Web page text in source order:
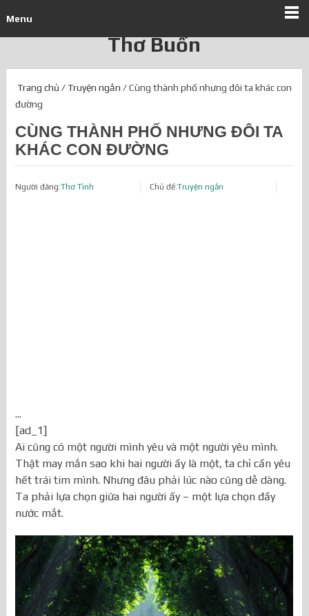
Menu
Thơ Buồn
Trang chủ /Truyện ngắn / Cùng thành phố nhưng đôi ta khác con
đường
CÙNG THÀNH PHỐ NHƯNG ĐÔI TA
KHÁC CON ĐƯỜNG
Người đăng:Thơ Tình Chủ đề:Truyện ngắn
...
[ad_1]
Ai cũng có một người mình yêu và một người yêu mình.
Thật may mắn sao khi hai người ấy là một, ta chỉ cần yêu
hết trái tim mình. Nhưng đâu phải lúc nào cũng dễ dàng.
Ta phải lựa chọn giữa hai người ấy – một lựa chọn đầy
nước mắt.